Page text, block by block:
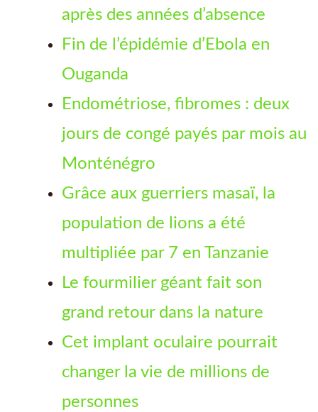
après des années d’absence
Fin de l’épidémie d’Ebola en
Ouganda
Endométriose, fibromes : deux
jours de congé payés par mois au
Monténégro
Grâce aux guerriers masaï, la
population de lions a été
multipliée par 7 en Tanzanie
Le fourmilier géant fait son
grand retour dans la nature
Cet implant oculaire pourrait
changer la vie de millions de
personnes